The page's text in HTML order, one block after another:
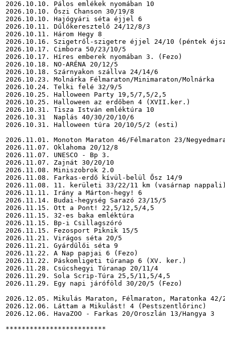
2026.10.10. Pálos emlékek nyomában 10
2026.10.10. Őszi Chanson 30/19/8
2026.10.10. Hajógyári séta éjjel 6
2026.10.11. Dűlőkeresztelő 24/12/8/3
2026.10.11. Három Hegy 8
2026.10.16. Szigetről-szigetre éjjel 24/10 (péntek
2026.10.17. Cimbora 50/23/10/5
2026.10.17. Híres emberek nyomában 3. (Fezo)
2026.10.18. NO-ARÉNA 20/12/5
2026.10.18. Szárnyakon szállva 24/14/6
2026.10.23. Molnárka Félmaraton/Minimaraton/Molnárka
2026.10.24. Telki felé 32/9/5
2026.10.25. Halloween Party 19,5/7,5/2,5
2026.10.25. Halloween az erdőben 4 (XVII.ker.)
2026.10.31. Tisza István emléktúra 10
2026.10.31  Naplás 40/30/20/10/6
2026.10.31. Halloween túra 20/10/5/2 (esti)
2026.11.01. Monoton Maraton 46/Félmaraton 23/
2026.11.07. Oklahoma 20/12/8
2026.11.07. UNESCO - Bp 3.
2026.11.07. Zajnát 30/20/10
2026.11.08. Miniszobrok 2.0
2026.11.08. Farkas-erdő kívül-belül Ősz 14/9
2026.11.08. 11. kerületi 33/22/11 km (vasárnap
2026.11.11. Irány a Márton-hegy! 6
2026.11.14. Budai-hegység Sarazó 23/15/5
2026.11.15. Ott a Pont! 22,5/12,5/4,5
2026.11.15. 32-es baka emléktúra
2026.11.15. Bp-i Csillagszóró
2026.11.15. Fezosport Piknik 15/5
2026.11.21. Virágos séta 20/5
2026.11.21. Gyárdűlői séta 9
2026.11.22. A Nap papjai 6 (Fezo)
2026.11.22. Páskomligeti túranap 6 (XV. ker.)
2026.11.28. Csúcshegyi Túranap 20/11/4
2026.11.29. Sola Scrip-Túra 25,5/11,5/4,5
2026.11.29. Egy napi járóföld 30/20/5 (Fezo)
2026.12.05. Mikulás Maraton, Félmaraton, Maratonka 42/
2026.12.06. Láttam a Mikulást! 4 (Pestszentlőrinc)
2026.12.06. HavaZOO - Farkas 20/Oroszlán 13/Hangya 3
*************************